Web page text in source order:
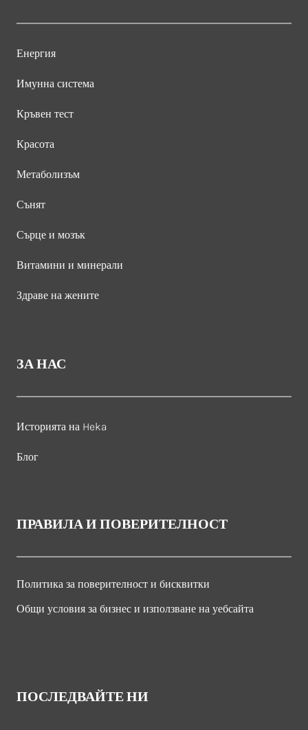
Енергия
Имунна система
Кръвен тест
Красота
Метаболизъм
Сънят
Сърце и мозък
Витамини и минерали
Здраве на жените
ЗА НАС
Историята на Heka
Блог
ПРАВИЛА И ПОВЕРИТЕЛНОСТ
Политика за поверителност и бисквитки
Общи условия за бизнес и използване на уебсайта
ПОСЛЕДВАЙТЕ НИ